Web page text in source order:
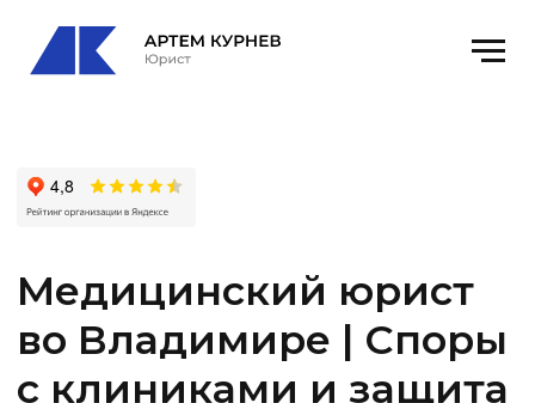
Медицинский юрист
с клиниками и защита
пациентов
Медицинский юрист во Владимире:
претензии к клиникам, качество лечения,
вред здоровью, документы, экспертизы,